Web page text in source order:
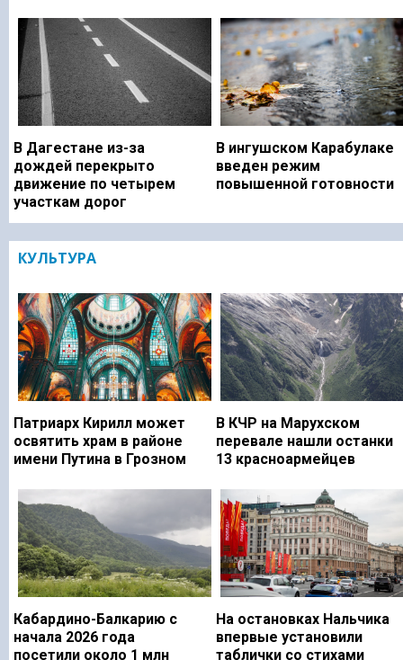
В Дагестане из-за
дождей перекрыто
движение по четырем
участкам дорог
В ингушском Карабулаке
введен режим
повышенной готовности
КУЛЬТУРА
Патриарх Кирилл может
освятить храм в районе
имени Путина в Грозном
В КЧР на Марухском
перевале нашли останки
13 красноармейцев
Кабардино-Балкарию с
начала 2026 года
посетили около 1 млн
На остановках Нальчика
впервые установили
таблички со стихами